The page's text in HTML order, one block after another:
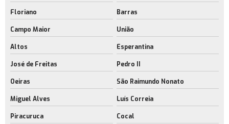
Floriano Barras
Campo Maior União
Altos Esperantina
José de Freitas Pedro II
Oeiras São Raimundo Nonato
Miguel Alves Luís Correia
Piracuruca Cocal